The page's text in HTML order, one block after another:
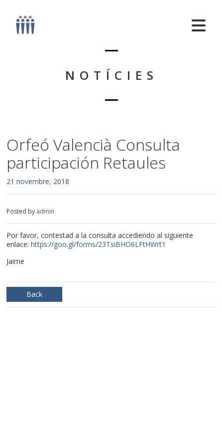
NOTÍCIES
Orfeó Valencià Consulta
participación Retaules
21 novembre, 2018
Posted by admin
Por favor, contestad a la consulta accediendo al siguiente
enlace: https://goo.gl/forms/23TsiBHO6LFtHWrt1
Jaime
Back